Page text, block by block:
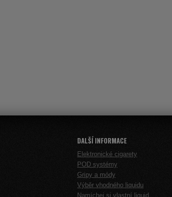
DALŠÍ INFORMACE
Elektronické cigarety
POD systémy
Gripy a módy
Výběr vhodného liquidu
Namíchej si vlastní liquid